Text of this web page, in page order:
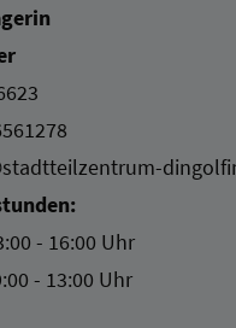
- 16:00 Uhr
- 13:00 Uhr